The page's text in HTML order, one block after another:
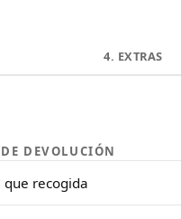
4. EXTRAS
DEVOLUCIÓN